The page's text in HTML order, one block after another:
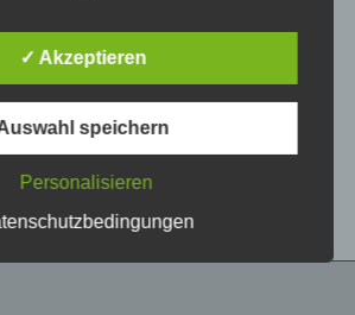
19×8,5 ET40 5×112
Platinum Black
450,00€ *
Bewertet
von
5
Daten sind alle
natürliche Person (im Folgenden
natürliche Person angesehen, die
✓ Akzeptieren
speichern
Personalisieren